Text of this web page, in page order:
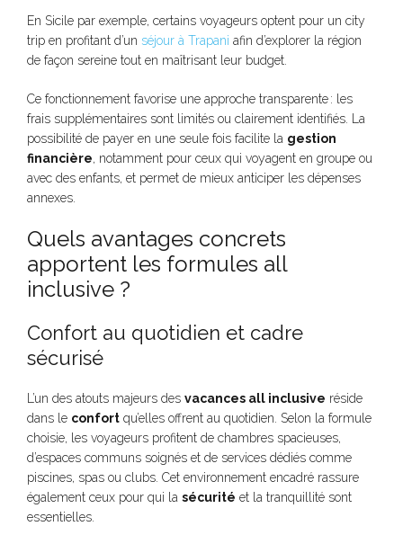
En Sicile par exemple, certains voyageurs optent pour un city
trip en profitant d’un séjour à Trapani afin d’explorer la région
de façon sereine tout en maîtrisant leur budget.
Ce fonctionnement favorise une approche transparente : les
frais supplémentaires sont limités ou clairement identifiés. La
possibilité de payer en une seule fois facilite la gestion
financière, notamment pour ceux qui voyagent en groupe ou
avec des enfants, et permet de mieux anticiper les dépenses
annexes.
Quels avantages concrets
apportent les formules all
inclusive ?
Confort au quotidien et cadre
sécurisé
L’un des atouts majeurs des vacances all inclusive réside
dans le confort qu’elles offrent au quotidien. Selon la formule
choisie, les voyageurs profitent de chambres spacieuses,
d’espaces communs soignés et de services dédiés comme
piscines, spas ou clubs. Cet environnement encadré rassure
également ceux pour qui la sécurité et la tranquillité sont
essentielles.